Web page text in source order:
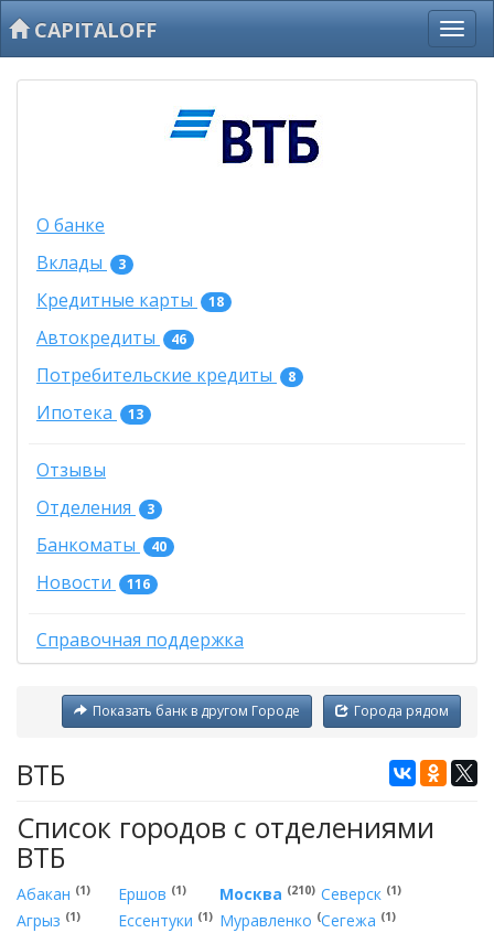
CAPITALOFF
О банке
Вклады
3
Кредитные карты 18
Автокредиты 46
Потребительские кредиты 8
Ипотека 13
Отзывы
Отделения
3
Банкоматы 40
Новости 116
Справочная поддержка
Города рядом
Показать банк в другом Городе
ВТБ
Список городов с отделениями
ВТБ
Абакан (1)
Агрыз (1)
Ершов (1)
Ессентуки (1)
Москва (210)
Муравленко (1)
Северск (1)
Сегежа (1)